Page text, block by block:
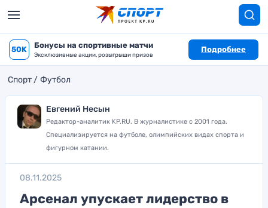
50K Бонусы на спортивные матчи
Эксклюзивные акции, розыгрыши призов
Подробнее
Спорт Футбол
Евгений Несын
Редактор-аналитик KP.RU. В журналистике с 2001 года.
Специализируется на футболе, олимпийских видах спорта и
фигурном катании.
08.11.2025
Арсенал упускает лидерство в